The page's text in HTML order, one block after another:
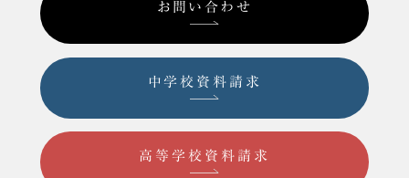
お問い合わせ
中学校資料請求
高等学校資料請求